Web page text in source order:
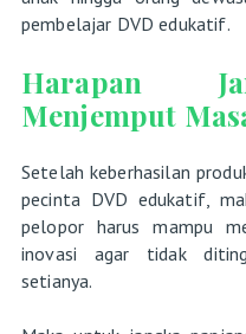
pembelajar DVD edukatif.
Harapan
Menjemput
Setelah keberhasilan
pecinta DVD edukatif,
pelopor harus mampu
inovasi agar tidak
setianya.